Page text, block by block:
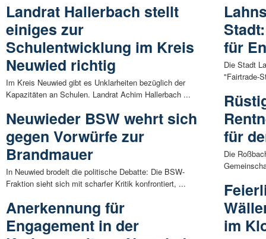
Landrat Hallerbach stellt
einiges zur
Schulentwicklung im Kreis
Neuwied richtig
Im Kreis Neuwied gibt es Unklarheiten bezüglich der
Kapazitäten an Schulen. Landrat Achim Hallerbach ...
Neuwieder BSW wehrt sich
gegen Vorwürfe zur
Brandmauer
In Neuwied brodelt die politische Debatte: Die BSW-
Fraktion sieht sich mit scharfer Kritik konfrontiert, ...
Anerkennung für
Engagement in der
für
Die Stadt
"Fairtrade-
für
Die
im